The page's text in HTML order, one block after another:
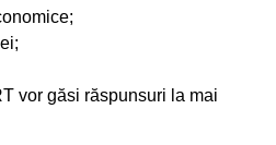
vor găsi răspunsuri la mai